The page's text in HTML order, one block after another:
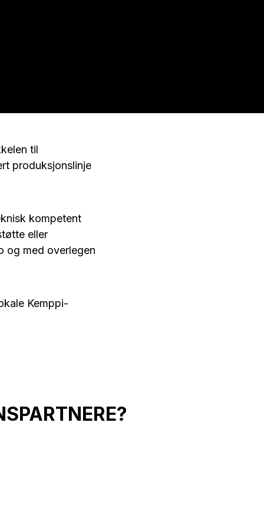
til
produksjonslinje
kompetent
eller
og med overlegen
Kemppi-